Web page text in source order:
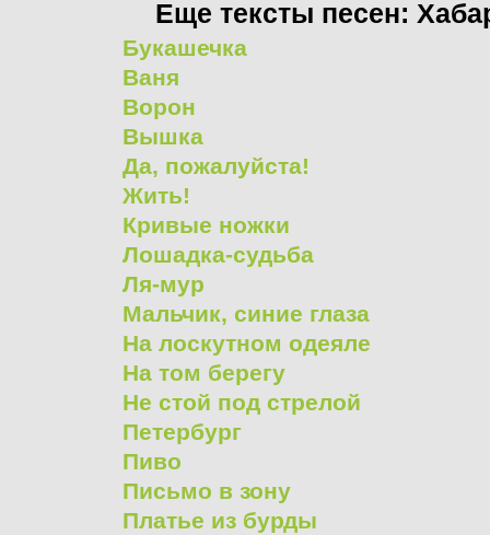
Еще тексты песен:
Букашечка
Ваня
Ворон
Вышка
Да, пожалуйста!
Жить!
Кривые ножки
Лошадка-судьба
Ля-мур
Мальчик, синие глаза
На лоскутном одеяле
На том берегу
Не стой под стрелой
Петербург
Пиво
Письмо в зону
Платье из бурды